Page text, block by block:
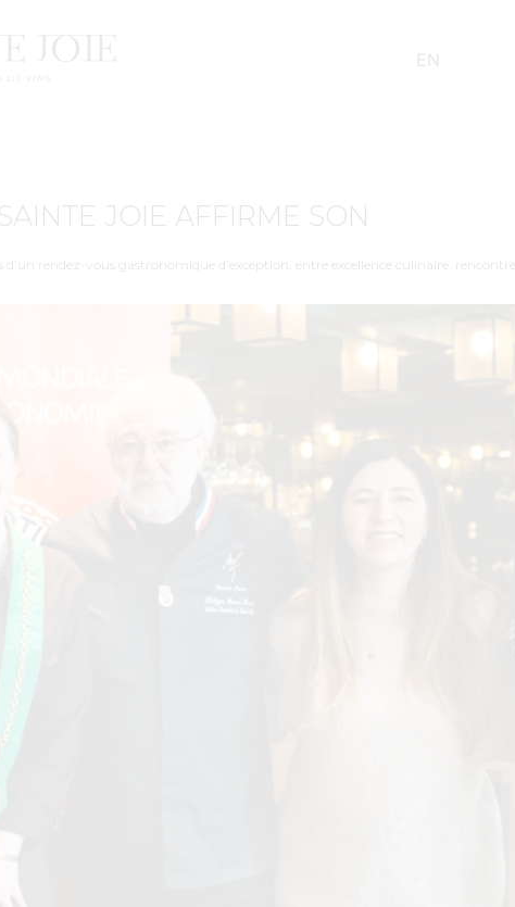
EN
JOIE AFFIRME SON
rendez-vous gastronomique d’exception, entre excellence culinaire, rencontres